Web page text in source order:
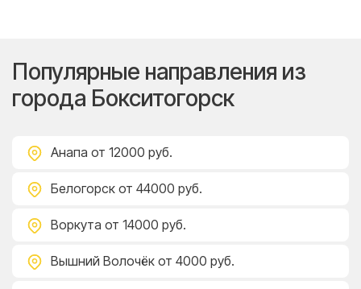
Популярные направления из
города Бокситогорск
Анапа от 12000 руб.
Белогорск от 44000 руб.
Воркута от 14000 руб.
Вышний Волочёк от 4000 руб.